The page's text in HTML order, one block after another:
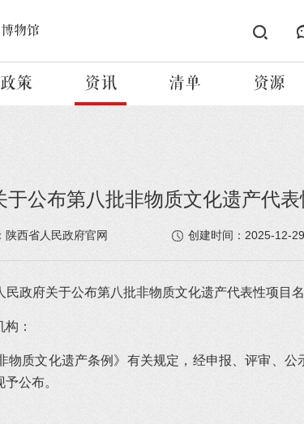
物馆
政策 资讯 清单 资源
于公布第八批非物质文化遗产代
陕西省人民政府官网 创建时间： 2025-12-
民政府关于公布第八批非物质文化遗产代表性项目
：
质文化遗产条例》有关规定，经申报、评审、公
，现予公布。